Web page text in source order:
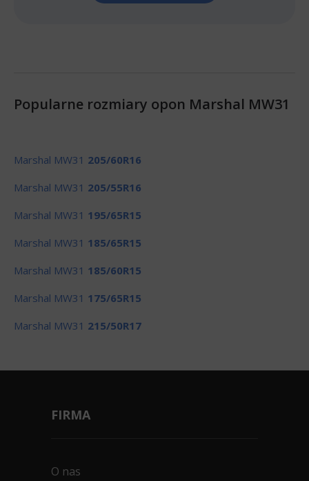
Popularne rozmiary opon Marshal MW31
Marshal MW31 205/60R16
Marshal MW31 205/55R16
Marshal MW31 195/65R15
Marshal MW31 185/65R15
Marshal MW31 185/60R15
Marshal MW31 175/65R15
Marshal MW31 215/50R17
FIRMA
O nas